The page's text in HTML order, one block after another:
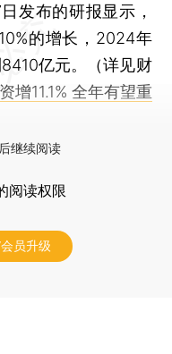
发布的研报显示，
的增长，2024年
亿元。（详见财
增11.1% 全年有望重
继续阅读
阅读权限
员升级